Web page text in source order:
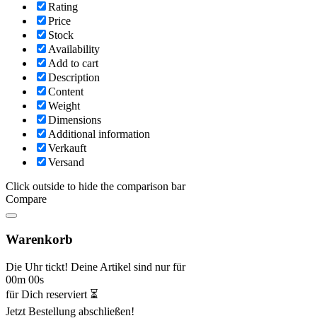
Rating
Price
Stock
Availability
Add to cart
Description
Content
Weight
Dimensions
Additional information
Verkauft
Versand
Click outside to hide the comparison bar
Compare
Warenkorb
Die Uhr tickt! Deine Artikel sind nur für
00m 00s
für Dich reserviert ⏳
Jetzt Bestellung abschließen!